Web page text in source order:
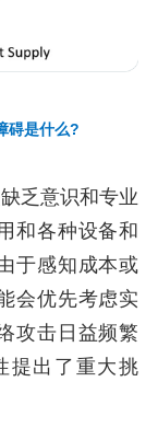
碍是什么?
乏意识和专业
和各种设备和
于感知成本或
会优先考虑实
攻击日益频繁
提出了重大挑